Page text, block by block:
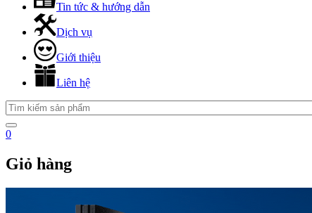
Tin tức & hướng dẫn
Dịch vụ
Giới thiệu
Liên hệ
0
Giỏ hàng